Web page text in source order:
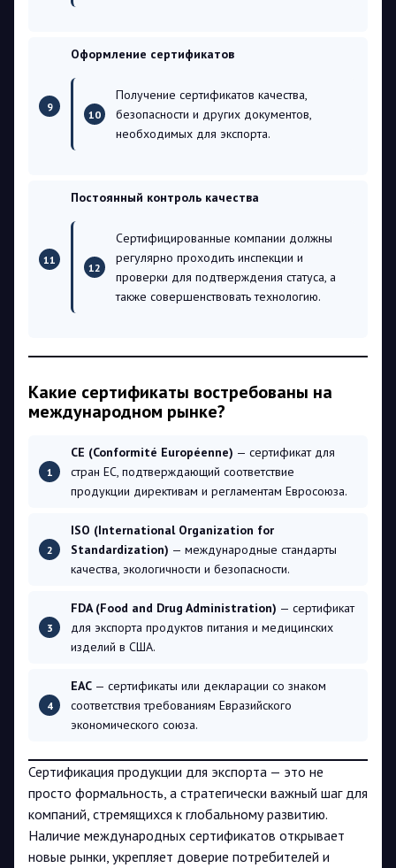
Оформление сертификатов
Получение сертификатов качества,
безопасности и других документов,
необходимых для экспорта.
Постоянный контроль качества
Сертифицированные компании должны
регулярно проходить инспекции и
проверки для подтверждения статуса, а
также совершенствовать технологию.
Какие сертификаты востребованы на
международном рынке?
CE (Conformité Européenne) — сертификат для
стран ЕС, подтверждающий соответствие
продукции директивам и регламентам Евросоюза.
ISO (International Organization for
Standardization) — международные стандарты
качества, экологичности и безопасности.
FDA (Food and Drug Administration) — сертификат
для экспорта продуктов питания и медицинских
изделий в США.
EAC — сертификаты или декларации со знаком
соответствия требованиям Евразийского
экономического союза.
Сертификация продукции для экспорта — это не
просто формальность, а стратегически важный шаг для
компаний, стремящихся к глобальному развитию.
Наличие международных сертификатов открывает
новые рынки, укрепляет доверие потребителей и